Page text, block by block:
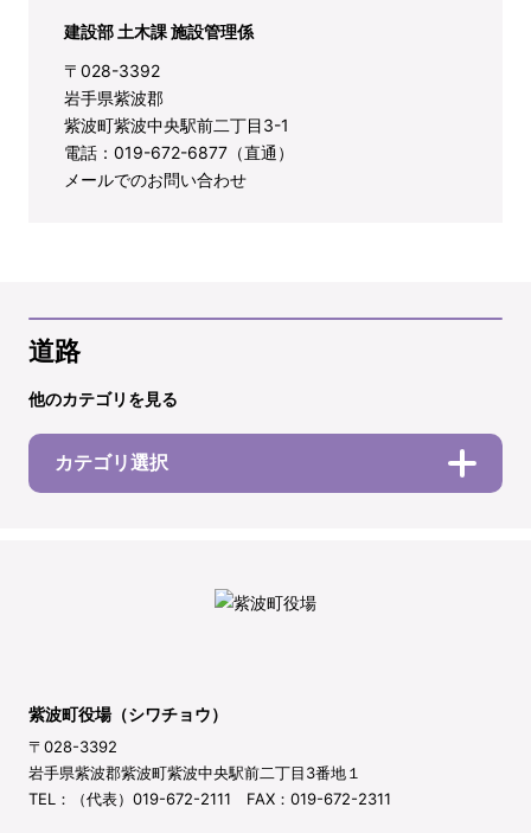
建設部 土木課 施設管理係
〒028-3392
岩手県紫波郡
紫波町紫波中央駅前二丁目3-1
電話：019-672-6877（直通）
メールでのお問い合わせ
道路
他のカテゴリを見る
カテゴリ選択
紫波町役場（シワチョウ）
〒028-3392
岩手県紫波郡紫波町紫波中央駅前二丁目3番地１
TEL：（代表）019-672-2111 FAX：019-672-2311